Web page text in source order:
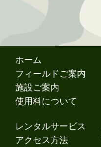
ホーム
フィールドご案内
施設ご案内
使用料について
レンタルサービス
アクセス方法